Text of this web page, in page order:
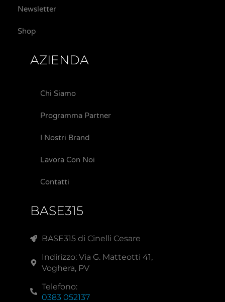
Newsletter
Shop
AZIENDA
Chi Siamo
Programma Partner
I Nostri Brand
Lavora Con Noi
Contatti
BASE315
BASE315 di Cinelli Cesare
Indirizzo: Via G. Matteotti 41,
Voghera, PV
Telefono:
0383 052137